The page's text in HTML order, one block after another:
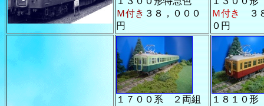
Ｍ付き ３８，０００
円
Ｍ付き
３
０円
１７００系 ２両組
１８１０形